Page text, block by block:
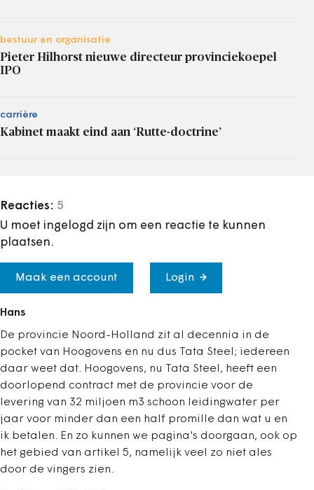
bestuur en organisatie
Pieter Hilhorst nieuwe directeur provinciekoepel
IPO
carrière
Kabinet maakt eind aan ‘Rutte-doctrine’
Reacties: 5
U moet ingelogd zijn om een reactie te kunnen
plaatsen.
Maak een account Login
Hans
De provincie Noord-Holland zit al decennia in de
pocket van Hoogovens en nu dus Tata Steel; iedereen
daar weet dat. Hoogovens, nu Tata Steel, heeft een
doorlopend contract met de provincie voor de
levering van 32 miljoen m3 schoon leidingwater per
jaar voor minder dan een half promille dan wat u en
ik betalen. En zo kunnen we pagina's doorgaan, ook op
het gebied van artikel 5, namelijk veel zo niet ales
door de vingers zien.